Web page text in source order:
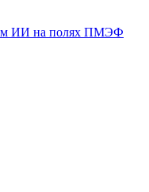
ИИ на полях ПМЭФ